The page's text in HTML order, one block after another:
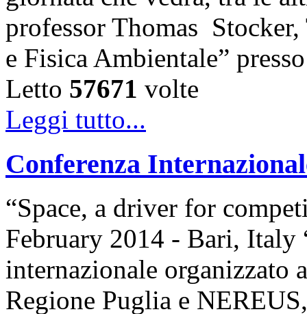
professor Thomas
e Fisica Ambientale”
Letto 57671 volte
Leggi tutto...
Conferenza
“Space, a driver for
February 2014 - Bari, Italy
internazionale organizzato
Regione Puglia e